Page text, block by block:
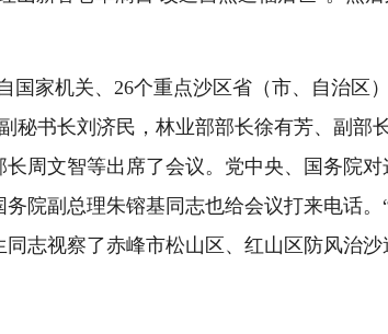
国家机关、 26个重点沙区省（市、自治区
秘书长刘济民，林业部部长徐有芳、副部
周文智等出席了会议。党中央、国务院
院副总理朱镕基同志也给会议打来电话。
志视察了赤峰市松山区、红山区防风治沙